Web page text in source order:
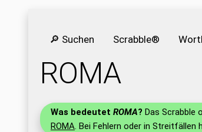
🔎 Suchen Scrabble®
ROMA
Was bedeutet ROMA? Das Scrabble
ROMA. Bei Fehlern oder in Streitfällen